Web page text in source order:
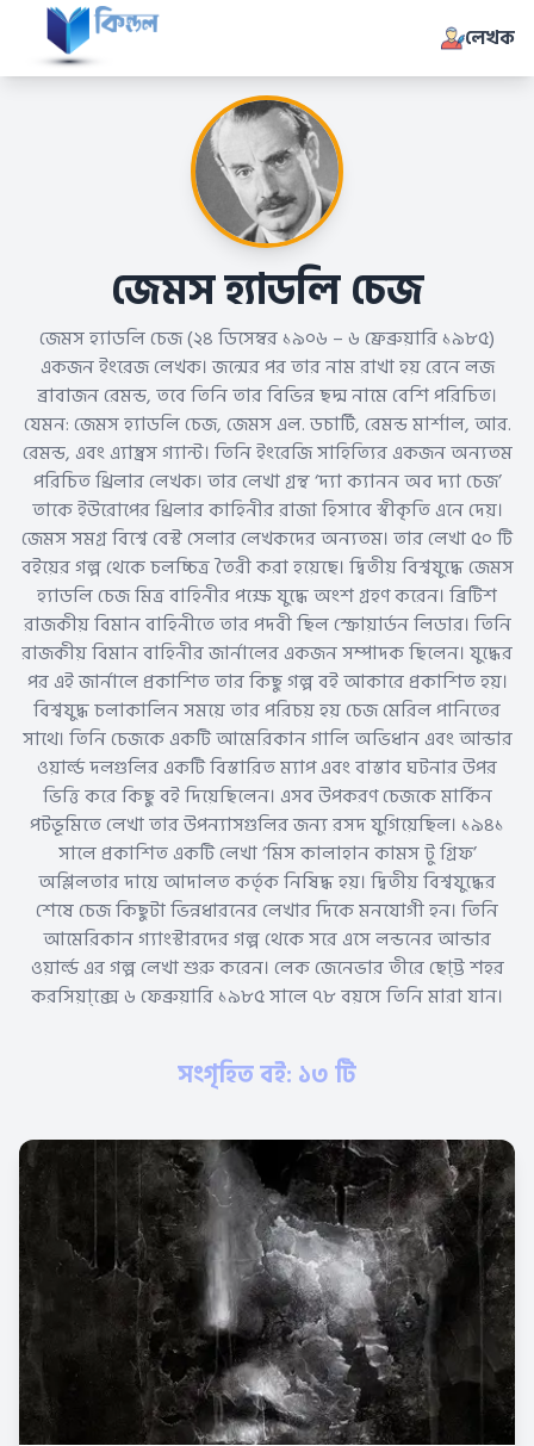
লেখক
জেমস হ্যাডলি চেজ
জেমস হ্যাডলি চেজ (২৪ ডিসেম্বর ১৯০৬ – ৬ ফ্রেব্রুয়ারি ১৯৮৫)
একজন ইংরেজ লেখক। জন্মের পর তার নাম রাখা হয় রেনে লজ
ব্রাবাজন রেমন্ড, তবে তিনি তার বিভিন্ন ছদ্ম নামে বেশি পরিচিত।
যেমন: জেমস হ্যাডলি চেজ, জেমস এল. ডচার্টি, রেমন্ড মার্শাল, আর.
রেমন্ড, এবং এ্যাম্ব্রস গ্যান্ট। তিনি ইংরেজি সাহিত্যির একজন অন্যতম
পরিচিত থ্রিলার লেখক। তার লেখা গ্রন্থ ‘দ্যা ক্যানন অব দ্যা চেজ’
তাকে ইউরোপের থ্রিলার কাহিনীর রাজা হিসাবে স্বীকৃতি এনে দেয়।
জেমস সমগ্র বিশ্বে বেস্ট সেলার লেখকদের অন্যতম। তার লেখা ৫০ টি
বইয়ের গল্প থেকে চলচ্চিত্র তৈরী করা হয়েছে। দ্বিতীয় বিশ্বযুদ্ধে জেমস
হ্যাডলি চেজ মিত্র বাহিনীর পক্ষে যুদ্ধে অংশ গ্রহণ করেন। ব্রিটিশ
রাজকীয় বিমান বাহিনীতে তার পদবী ছিল স্ক্রোয়ার্ডন লিডার। তিনি
রাজকীয় বিমান বাহিনীর জার্নালের একজন সম্পাদক ছিলেন। যুদ্ধের
পর এই জার্নালে প্রকাশিত তার কিছু গল্প বই আকারে প্রকাশিত হয়।
বিশ্বযুদ্ধ চলাকালিন সময়ে তার পরিচয় হয় চেজ মেরিল পানিতের
সাথে। তিনি চেজকে একটি আমেরিকান গালি অভিধান এবং আন্ডার
ওয়ার্ল্ড দলগুলির একটি বিস্তারিত ম্যাপ এবং বাস্তাব ঘটনার উপর
ভিত্তি করে কিছু বই দিয়েছিলেন। এসব উপকরণ চেজকে মার্কিন
পটভূমিতে লেখা তার উপন্যাসগুলির জন্য রসদ যুগিয়েছিল। ১৯৪১
সালে প্রকাশিত একটি লেখা ‘মিস কালাহান কামস টু গ্রিফ’
অশ্লিলতার দায়ে আদালত কর্তৃক নিষিদ্ধ হয়। দ্বিতীয় বিশ্বযুদ্ধের
শেষে চেজ কিছুটা ভিন্নধারনের লেখার দিকে মনযোগী হন। তিনি
আমেরিকান গ্যাংস্টারদের গল্প থেকে সরে এসে লন্ডনের আন্ডার
ওয়ার্ল্ড এর গল্প লেখা শুরু করেন। লেক জেনেভার তীরে ছো্ট্ট শহর
করসিয়া্ক্সে ৬ ফেব্রুয়ারি ১৯৮৫ সালে ৭৮ বয়সে তিনি মারা যান।
সংগৃহিত বই: ১৩ টি